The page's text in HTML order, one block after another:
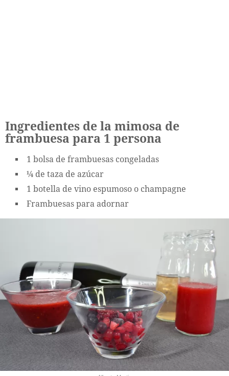
Ingredientes de la mimosa de
frambuesa para 1 persona
1 bolsa de frambuesas congeladas
¼ de taza de azúcar
1 botella de vino espumoso o champagne
Frambuesas para adornar